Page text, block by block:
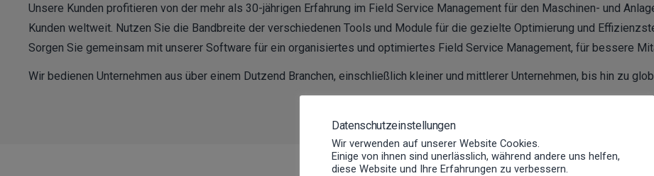
Unsere Kunden profitieren von der mehr als 30-jährigen Erfahrung im Field Service Management für den Maschinen- und
Kunden weltweit. Nutzen Sie die Bandbreite der verschiedenen Tools und Module für die gezielte Optimierung und
Sorgen Sie gemeinsam mit unserer Software für ein organisiertes und optimiertes Field Service Management, für bessere
Wir bedienen Unternehmen aus über einem Dutzend Branchen, einschließlich kleiner und mittlerer Unternehmen, bis hin zu
Datenschutzeinstellungen
Wir verwenden auf unserer Website Cookies.
Einige von ihnen sind unerlässlich, während andere uns helfen,
diese Website und Ihre Erfahrungen zu verbessern.